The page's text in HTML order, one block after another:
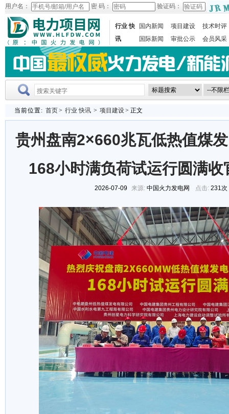
用户名： 密 码： 验证码：
行业 快
讯
国内新闻 项目建设
技术时评
国际新闻
审批公示 会员风采
当前位置: 首页> 行业 快讯 > 项目建设> 正文
贵州盘南2×660兆瓦低热值煤
168小时满负荷试运行圆满收
2026-07-09 来源: 中国火力发电网 点击: 231次